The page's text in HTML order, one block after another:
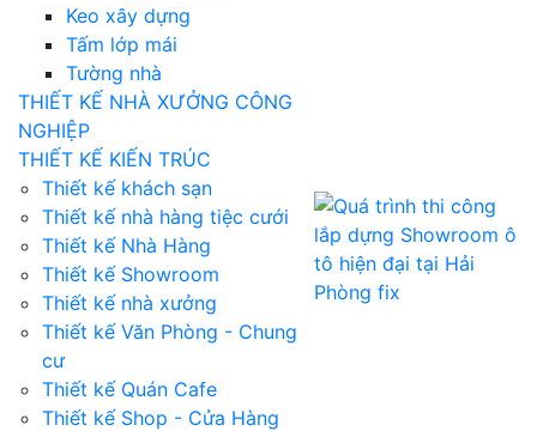
Keo xây dựng
Tấm lớp mái
Tường nhà
THIẾT KẾ NHÀ XƯỞNG CÔNG
NGHIỆP
THIẾT KẾ KIẾN TRÚC
Thiết kế khách sạn
Thiết kế nhà hàng tiệc cưới
Thiết kế Nhà Hàng
Thiết kế Showroom
Thiết kế nhà xưởng
Thiết kế Văn Phòng - Chung
cư
Thiết kế Quán Cafe
Thiết kế Shop - Cửa Hàng